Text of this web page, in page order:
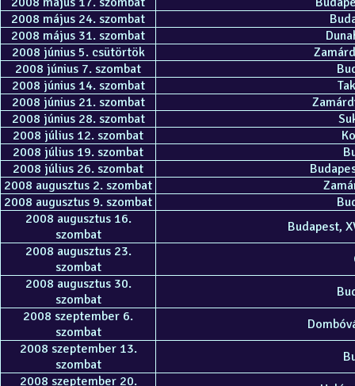
2008 május 24. szombat
2008 május 31. szombat
2008 június 5. csütörtök
2008 június 7. szombat
2008 június 14. szombat
2008 június 21. szombat
2008 június 28. szombat
2008 július 12. szombat
2008 július 19. szombat
2008 július 26. szombat
2008 augusztus 2. szombat
2008 augusztus 9. szombat
2008 augusztus 16.
szombat
Budapest,
2008 augusztus 23.
szombat
2008 augusztus 30.
szombat
2008 szeptember 6.
szombat
2008 szeptember 13.
szombat
2008 szeptember 20.